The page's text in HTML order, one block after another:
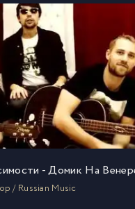
- Домик На
/ Russian Music